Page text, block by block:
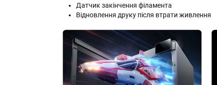
Датчик закінчення філамента
Відновлення друку після втрати живлення